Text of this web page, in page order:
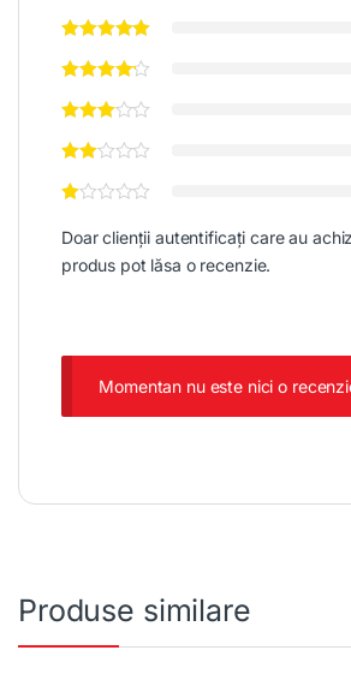
Doar clienții autentificați care au
produs pot lăsa o recenzie.
Momentan nu este nici o
Produse similare